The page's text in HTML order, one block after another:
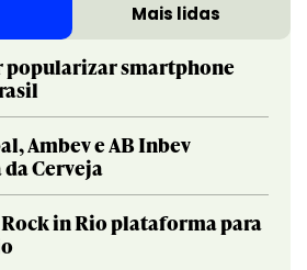
Mais lidas
popularizar smartphone
Ambev e AB Inbev
Cerveja
in Rio plataforma para